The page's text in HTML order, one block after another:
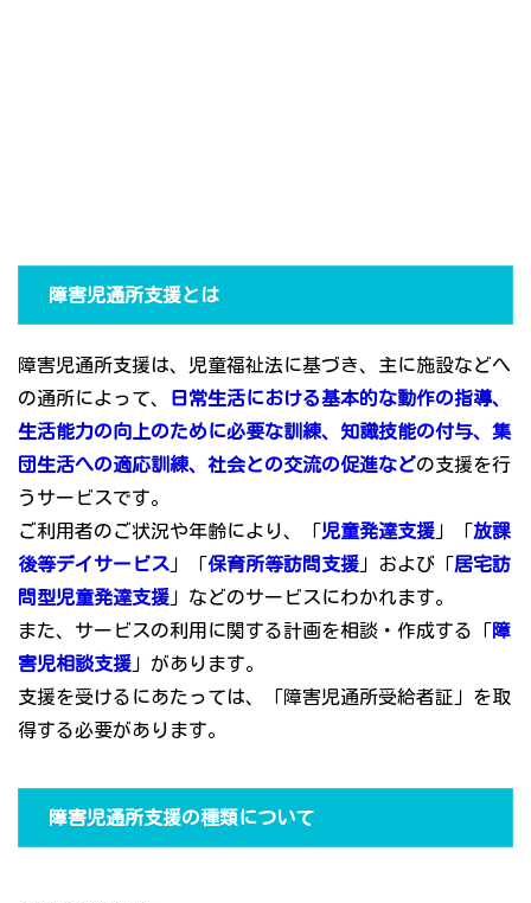
障害児通所支援とは
障害児通所支援は、児童福祉法に基づき、主に施設などへ
の通所によって、
日常生活における基本的な動作の指導、
生活能力の向上のために必要な訓練、知識技能の付与、集
団生活への適応訓練、社会との交流の促進などの支援を行
うサービスです。
ご利用者のご状況や年齢により、「児童発達支援 」「放課
後等デイサービス 」「保育所等訪問支援 」および「居宅訪
問型児童発達支援 」などのサービスにわかれます。
また、サービスの利用に関する計画を相談・作成する「障
害児相談支援 」があります。
支援を受けるにあたっては、「障害児通所受給者証」を取
得する必要があります。
障害児通所支援の種類について